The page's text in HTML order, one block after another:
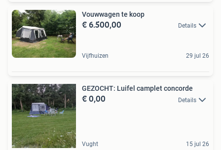
Vouwwagen te koop
€ 6.500,00 Details
Vijfhuizen 29 jul 26
GEZOCHT: Luifel camplet concorde
€ 0,00 Details
Vught 15 jul 26